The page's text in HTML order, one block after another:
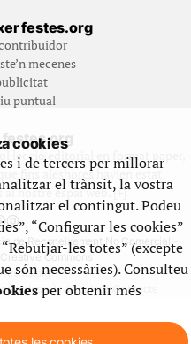
festes.org
mecenes
puntual
festes.org
editorial en format paper,
fins aleshores havien estat
nostre espai web. [+]
de Reconeixement No Comercial -
Commons
Ús de galetes Contacte
cookies
i de tercers per millorar
el trànsit, la vostra
el contingut. Podeu
“Configurar les cookies”
les totes” (excepte
són necessàries). Consulteu
per obtenir més